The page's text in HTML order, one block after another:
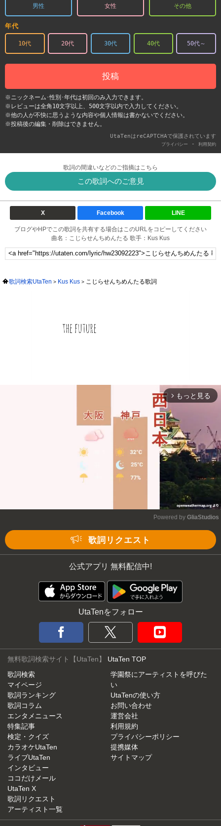
男性 女性 その他
年代
10代 20代 30代 40代 50代～
投稿
※ニックネーム･性別･年代は初回のみ入力できます。
※レビューは全角10文字以上、500文字以内で入力してください。
※他の人が不快に思うような内容や個人情報は書かないでください。
※投稿後の編集・削除はできません。
UtaTenはreCAPTCHAで保護されています
プライバシー - 利用契約
歌詞の間違いなどのご指摘はこちら
この歌詞へのご意見
X Facebook LINE
ブログやHPでこの歌詞を共有する場合はこのURLをコピーしてください
曲名：こじらせんちめんたる 歌手：Kus Kus
歌詞検索UtaTen Kus Kus こじらせんちめんたる歌詞
arrow_forward_ios もっと見る
Powered by GliaStudios
歌詞リクエスト
公式アプリ 無料配信中!
UtaTenをフォロー
無料歌詞検索サイト【UtaTen】 UtaTen TOP
歌詞検索
マイページ
歌詞ランキング
歌詞コラム
エンタメニュース
特集記事
検定・クイズ
カラオケUtaTen
ライブUtaTen
インタビュー
ココだけメール
UtaTen X
歌詞リクエスト
アーティスト一覧
学園祭にアーティストを呼びた
い
UtaTenの使い方
お問い合わせ
運営会社
利用規約
プライバシーポリシー
提携媒体
サイトマップ